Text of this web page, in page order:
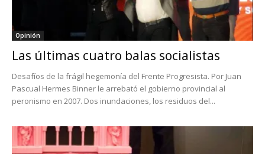
Opinión
Las últimas cuatro balas socialistas
Desafíos de la frágil hegemonía del Frente Progresista. Por Juan
Pascual Hermes Binner le arrebató el gobierno provincial al
peronismo en 2007. Dos inundaciones, los residuos del...